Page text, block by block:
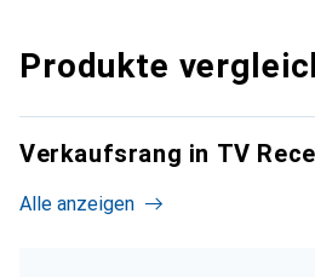
Produkte
Verkaufsrang in TV
Alle anzeigen